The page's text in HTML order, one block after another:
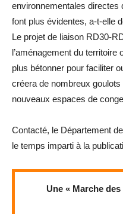
environnementales directes
font plus évidentes, a-t-elle
Le projet de liaison RD30-
l’aménagement du
plus bétonner pour faciliter
créera de nombreux
nouveaux espaces de
Contacté, le Département
le temps imparti à la
Une « Marche